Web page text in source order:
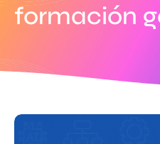
formación